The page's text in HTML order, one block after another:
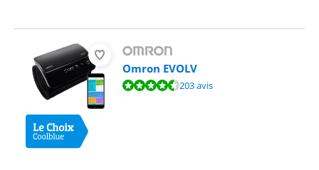
Omron EVOLV
La note est de 9,1 sur 10, basée sur 203 avis.
203 avis